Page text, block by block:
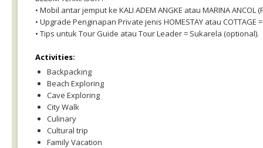
• Mobil antar jemput ke KALI ADEM ANGKE atau MARINA ANCOL
• Upgrade Penginapan Private jenis HOMESTAY atau COTTAGE
• Tips untuk Tour Guide atau Tour Leader = Sukarela (optional).
Activities:
Backpacking
Beach Exploring
Cave Exploring
City Walk
Culinary
Cultural trip
Family Vacation